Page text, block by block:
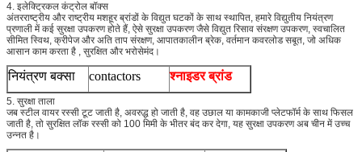
4. इलेक्ट्रिकल कंट्रोल बॉक्स
अंतरराष्ट्रीय और राष्ट्रीय मशहूर ब्रांडों के विद्युत घटकों के साथ स्थापित, हमारे विद्युतीय नियंत्रण
प्रणाली में कई सुरक्षा उपकरण होते हैं, ऐसे सुरक्षा उपकरण जैसे विद्युत रिसाव संरक्षण उपकरण, स्वचालित
सीमित स्विथ, क्रीपेज और अति ताप संरक्षण, आपातकालीन ब्रेक, वर्तमान कवरलोड सबूत, जो अधिक
आसान काम करता है , सुरक्षित और भरोसेमंद।
नियंत्रण बक्सा contactors श्नाइडर ब्रांड
5. सुरक्षा ताला
जब स्टील वायर रस्सी टूट जाती है, अवरुद्ध हो जाती है, वह उछाल या कामकाजी प्लेटफॉर्म के साथ फिसल
जाती है, तो सुरक्षित लॉक रस्सी को 100 मिमी के भीतर बंद कर देगा, यह सुरक्षा उपकरण अब चीन में उच्च
उन्नत है।